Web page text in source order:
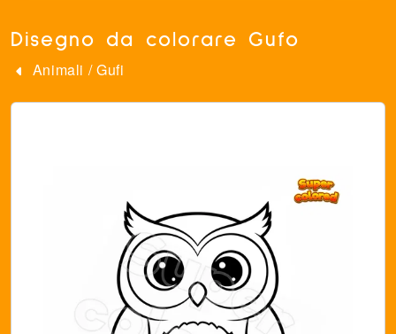
Disegno da colorare Gufo
Animali /Gufi